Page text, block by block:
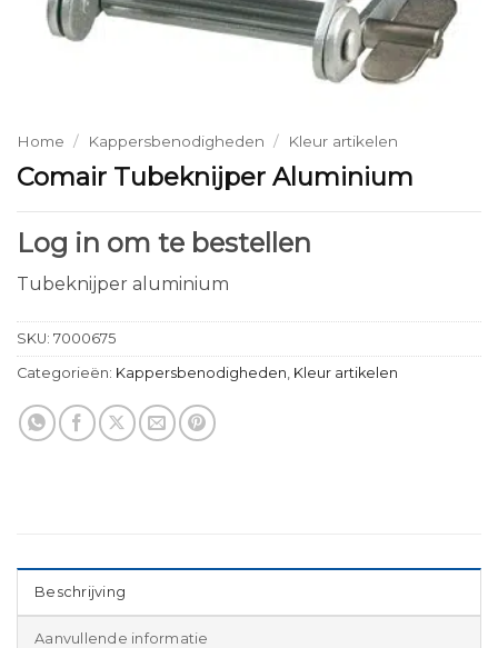
Home / Kappersbenodigheden / Kleur artikelen
Comair Tubeknijper Aluminium
Log in om te bestellen
Tubeknijper aluminium
SKU: 7000675
Categorieën: Kappersbenodigheden Kleur artikelen
Beschrijving
Aanvullende informatie